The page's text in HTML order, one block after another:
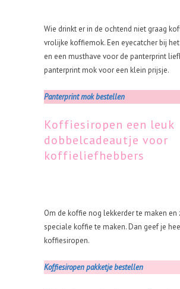
Wie drinkt er in de ochtend niet graag
vrolijke koffiemok. Een eyecatcher bij
en een musthave voor de panterprint
panterprint mok voor een klein prijsje.
Panterprint mok bestellen
Koffiesiropen een leuk
dobbelcadeautje voor
koffieliefhebbers
Om de koffie nog lekkerder te maken en
speciale koffie te maken. Dan geef je
koffiesiropen.
Koffiesiropen pakketje bestellen